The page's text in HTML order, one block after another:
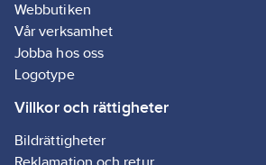
Webbutiken
Vår verksamhet
Jobba hos oss
Logotype
Villkor och rättigheter
Bildrättigheter